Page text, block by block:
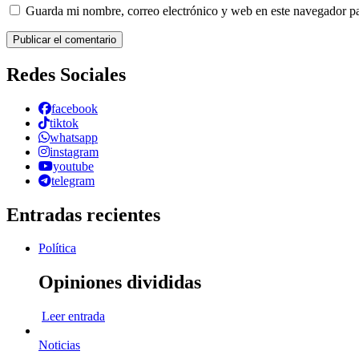
Guarda mi nombre, correo electrónico y web en este navegador
Redes Sociales
facebook
tiktok
whatsapp
instagram
youtube
telegram
Entradas recientes
Política
Opiniones divididas
Leer entrada
Noticias